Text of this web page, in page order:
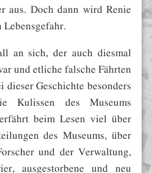
aus. Doch dann wird Renie
an sich, der auch diesmal
und etliche falsche Fährten
Geschichte besonders
Kulissen des Museums
beim Lesen viel über
des Museums, über
und der Verwaltung,
ausgestorbene und neu